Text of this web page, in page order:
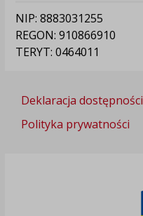
NIP: 8883031255
REGON: 910866910
TERYT: 0464011
Deklaracja dostępności
Polityka prywatności